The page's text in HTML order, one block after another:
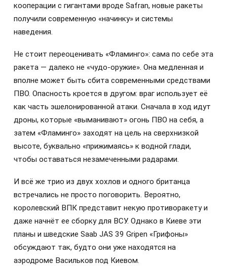
кооперации с гигантами вроде Safran, новые ракеты
получили современную «начинку» и системы
наведения.
Не стоит переоценивать «Фламинго»: сама по себе эта
ракета — далеко не «чудо-оружие». Она медленная и
вполне может быть сбита современными средствами
ПВО. Опасность кроется в другом: враг использует её
как часть эшелонированной атаки. Сначала в ход идут
дроны, которые «выманивают» огонь ПВО на себя, а
затем «Фламинго» заходят на цель на сверхнизкой
высоте, буквально «прижимаясь» к водной глади,
чтобы оставаться незамеченными радарами.
И всё же трио из двух хохлов и одного британца
встречались не просто поговорить. Вероятно,
королевский ВПК представит некую противоракету и
даже начнёт ее сборку для ВСУ. Однако в Киеве эти
планы и шведские Saab JAS 39 Gripen «Грифоны»
обсуждают так, будто они уже находятся на
аэродроме Васильков под Киевом.